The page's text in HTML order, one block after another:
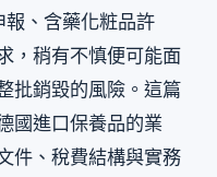
、含藥化粧品許
，稍有不慎便可能面
批銷毀的風險。這篇
國進口保養品的業
件、稅費結構與實務